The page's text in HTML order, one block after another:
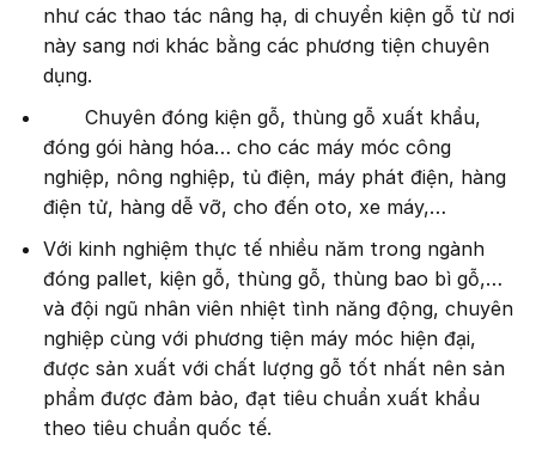
như các thao tác nâng hạ, di chuyển kiện gỗ từ nơi
này sang nơi khác bằng các phương tiện chuyên
dụng.
Chuyên đóng kiện gỗ, thùng gỗ xuất khẩu,
đóng gói hàng hóa… cho các máy móc công
nghiệp, nông nghiệp, tủ điện, máy phát điện, hàng
điện tử, hàng dễ vỡ, cho đến oto, xe máy,…
Với kinh nghiệm thực tế nhiều năm trong ngành
đóng pallet, kiện gỗ, thùng gỗ, thùng bao bì gỗ,…
và đội ngũ nhân viên nhiệt tình năng động, chuyên
nghiệp cùng với phương tiện máy móc hiện đại,
được sản xuất với chất lượng gỗ tốt nhất nên sản
phẩm được đảm bảo, đạt tiêu chuẩn xuất khẩu
theo tiêu chuẩn quốc tế.